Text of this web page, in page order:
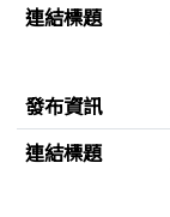
連結標題
發布資訊
連結標題